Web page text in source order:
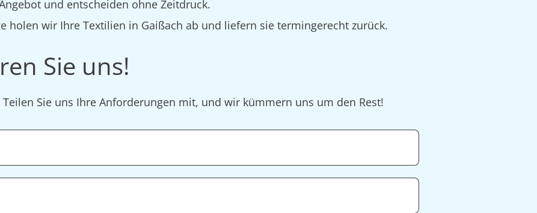
und entscheiden ohne Zeitdruck.
holen wir Ihre Textilien in Gaißach ab und liefern sie termingerecht zurück.
Sie uns!
Sie uns Ihre Anforderungen mit, und wir kümmern uns um den Rest!